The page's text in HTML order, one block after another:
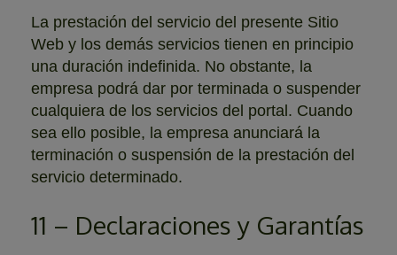
La prestación del servicio del presente Sitio
Web y los demás servicios tienen en principio
una duración indefinida. No obstante, la
empresa podrá dar por terminada o suspender
cualquiera de los servicios del portal. Cuando
sea ello posible, la empresa anunciará la
terminación o suspensión de la prestación del
servicio determinado.
11 – Declaraciones y Garantías